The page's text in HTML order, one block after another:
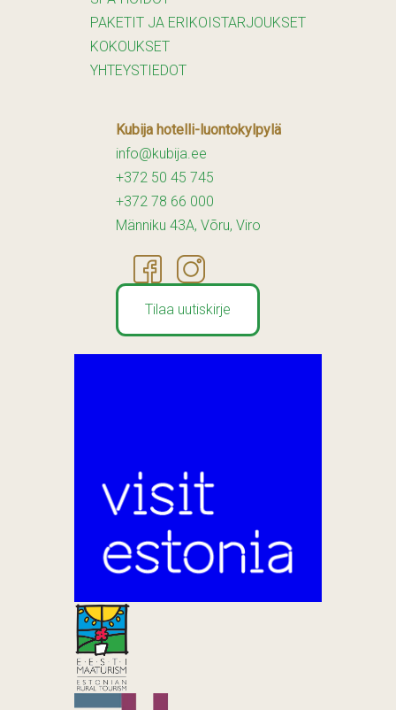
PAKETIT JA ERIKOISTARJOUKSET
KOKOUKSET
YHTEYSTIEDOT
Kubija hotelli-luontokylpylä
info@kubija.ee
+372 50 45 745
+372 78 66 000
Männiku 43A, Võru, Viro
Tilaa uutiskirje